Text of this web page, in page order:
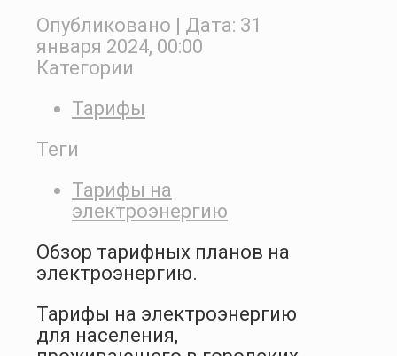
Опубликовано | Дата: 31
января 2024, 00:00
Категории
Тарифы
Теги
Тарифы на
электроэнергию
Обзор тарифных планов на
электроэнергию.
Тарифы на электроэнергию
для населения,